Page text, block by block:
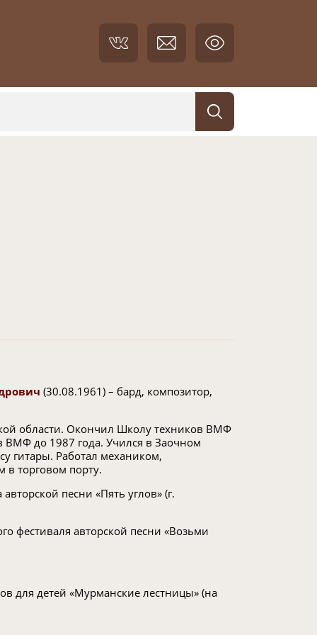
(30.08.1961) – бард, композитор,
области. Окончил Школу техников ВМФ
ВМФ до 1987 года. Учился в Заочном
гитары. Работал механиком,
в торговом порту.
песни «Пять углов» (г.
фестиваля авторской песни «Возьми
для детей «Мурманские лестницы» (на